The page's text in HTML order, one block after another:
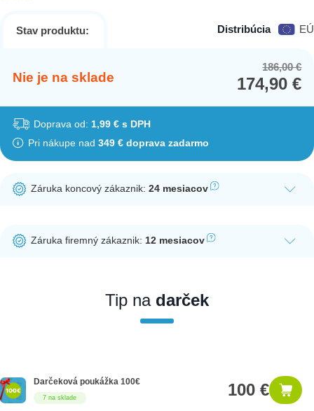
Stav produktu: Distribúcia EÚ
Nie je na sklade
186,00€
174,90€
Doprava od: 1,99 € s DPH
Pri nákupe nad 349 € doprava zadarmo
Záruka koncový zákaznik:24 mesiacov
potrebná registrácia zákazníckeho účtu.
Záruka firemný zákaznik:12 mesiacov
nakupovať ako firemný zákazník, musíte sa pred nákupom
registrovať. Registrácia podlieha overeniu.
Tip nadarček
7 na sklade
Darčeková poukážka 100€ 100 €